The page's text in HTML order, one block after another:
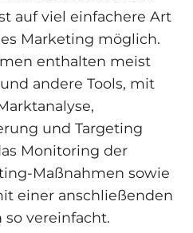
auf viel einfachere Art
Marketing möglich.
enthalten meist
andere Tools, mit
und Targeting
Monitoring der
Maßnahmen sowie
einer anschließenden
vereinfacht.